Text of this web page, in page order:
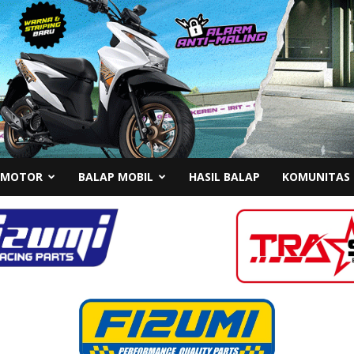
BALAP MOBIL HASIL BALAP KOMUNITAS